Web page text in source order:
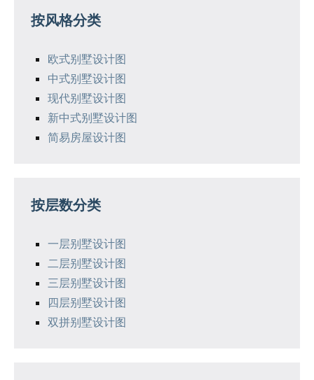
按风格分类
欧式别墅设计图
中式别墅设计图
现代别墅设计图
新中式别墅设计图
简易房屋设计图
按层数分类
一层别墅设计图
二层别墅设计图
三层别墅设计图
四层别墅设计图
双拼别墅设计图